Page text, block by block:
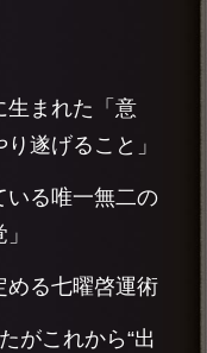
生まれた「意
遂げること」
いる唯一無二の
める七曜啓運術
がこれから“出